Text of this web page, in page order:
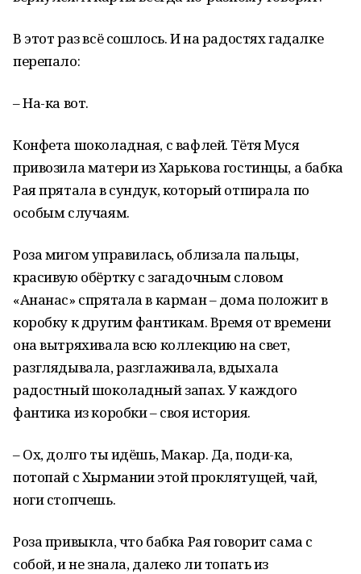
В этот раз всё сошлось. И на радостях гадалке
перепало:
– На-ка вот.
Конфета шоколадная, с вафлей. Тётя Муся
привозила матери из Харькова гостинцы, а бабка
Рая прятала в сундук, который отпирала по
особым случаям.
Роза мигом управилась, облизала пальцы,
красивую обёртку с загадочным словом
«Ананас» спрятала в карман – дома положит в
коробку к другим фантикам. Время от времени
она вытряхивала всю коллекцию на свет,
разглядывала, разглаживала, вдыхала
радостный шоколадный запах. У каждого
фантика из коробки – своя история.
– Ох, долго ты идёшь, Макар. Да, поди-ка,
потопай с Хырмании этой проклятущей, чай,
ноги стопчешь.
Роза привыкла, что бабка Рая говорит сама с
собой, и не знала, далеко ли топать из